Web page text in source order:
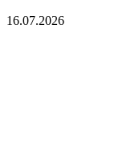
16.07.2026